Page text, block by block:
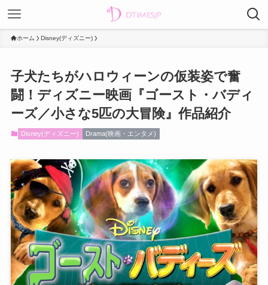
ホーム Disney(ディズニー)
子犬たちがハロウィーンの仮装姿で奮
闘！ディズニー映画『ゴースト・バディ
ーズ／小さな5匹の大冒険』作品紹介
Disney(ディズニー) Drama(映画・エンタメ)